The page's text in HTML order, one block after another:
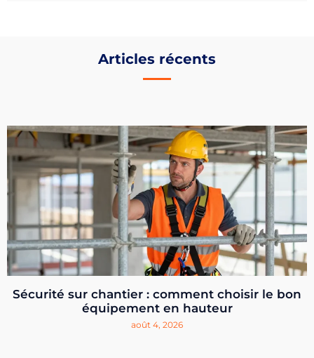
Articles récents
Sécurité sur chantier : comment choisir le bon
équipement en hauteur
août 4, 2026